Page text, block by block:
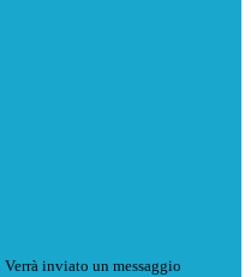
Verrà inviato un messaggio